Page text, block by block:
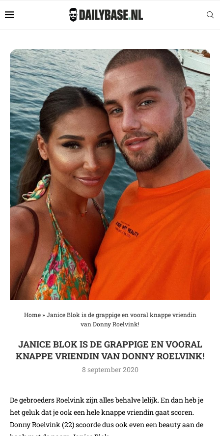
Home» Janice Blok is de grappige en vooral knappe vriendin
van Donny Roelvink!
JANICE BLOK IS DE GRAPPIGE EN VOORAL
KNAPPE VRIENDIN VAN DONNY ROELVINK!
8 september 2020
De gebroeders Roelvink zijn alles behalve lelijk. En dan heb je
het geluk dat je ook een hele knappe vriendin gaat scoren.
Donny Roelvink (22) scoorde dus ook even een beauty aan de